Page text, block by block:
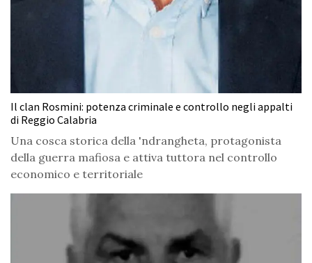
Il clan Rosmini: potenza criminale e controllo negli appalti
di Reggio Calabria
Una cosca storica della 'ndrangheta, protagonista
della guerra mafiosa e attiva tuttora nel controllo
economico e territoriale